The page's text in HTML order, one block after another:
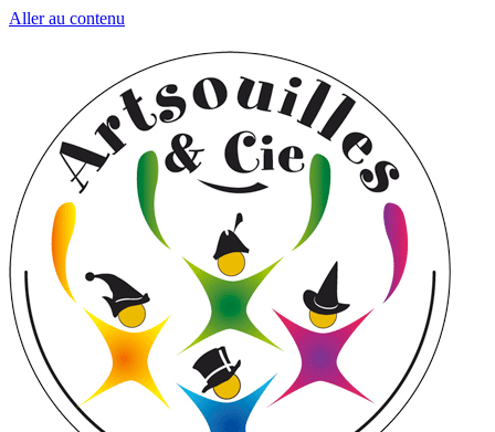
Aller au contenu